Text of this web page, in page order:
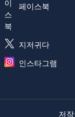
페이스북
지저귀다
인스타그램
저